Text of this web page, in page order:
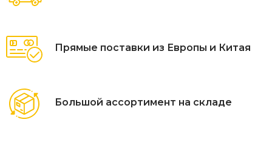
Прямые поставки из Европы и Китая
Большой ассортимент на складе